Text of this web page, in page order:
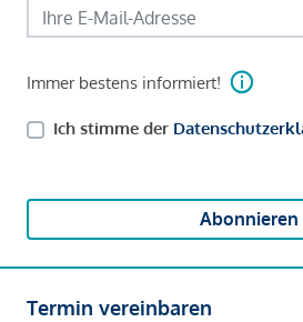
Immer bestens informiert!
Ich stimme der
Abonnieren
Termin vereinbaren